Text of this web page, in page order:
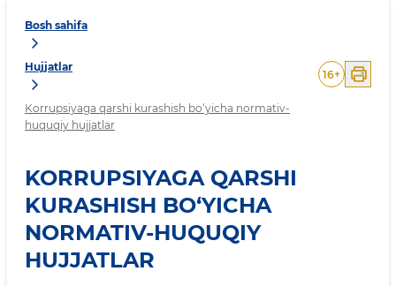
Bosh sahifa
Hujjatlar
Korrupsiyaga qarshi kurashish bo‘yicha normativ-
huquqiy hujjatlar
16+
KORRUPSIYAGA QARSHI
KURASHISH BO‘YICHA
NORMATIV-HUQUQIY
HUJJATLAR